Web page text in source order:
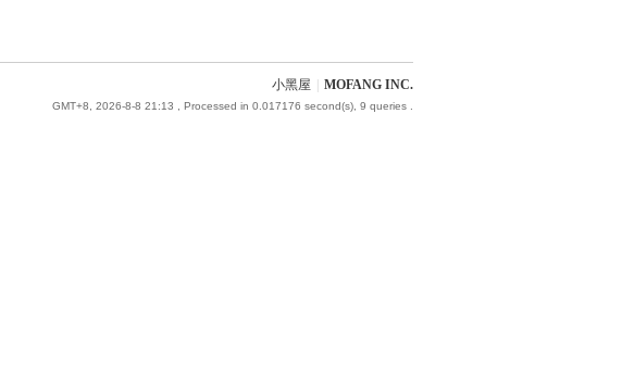
小黑屋 MOFANG INC.
GMT+8, 2026-8-8 21:13 , Processed in 0.017176 second(s), 9 queries .